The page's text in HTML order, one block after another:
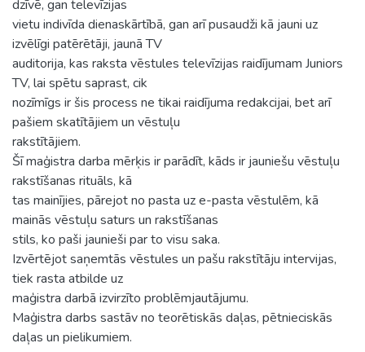
dzīvē, gan televīzijas
vietu indivīda dienaskārtībā, gan arī pusaudži kā jauni uz
izvēlīgi patērētāji, jaunā TV
auditorija, kas raksta vēstules televīzijas raidījumam Juniors
TV, lai spētu saprast, cik
nozīmīgs ir šis process ne tikai raidījuma redakcijai, bet arī
pašiem skatītājiem un vēstuļu
rakstītājiem.
Šī maģistra darba mērķis ir parādīt, kāds ir jauniešu vēstuļu
rakstīšanas rituāls, kā
tas mainījies, pārejot no pasta uz e-pasta vēstulēm, kā
mainās vēstuļu saturs un rakstīšanas
stils, ko paši jaunieši par to visu saka.
Izvērtējot saņemtās vēstules un pašu rakstītāju intervijas,
tiek rasta atbilde uz
maģistra darbā izvirzīto problēmjautājumu.
Maģistra darbs sastāv no teorētiskās daļas, pētnieciskās
daļas un pielikumiem.